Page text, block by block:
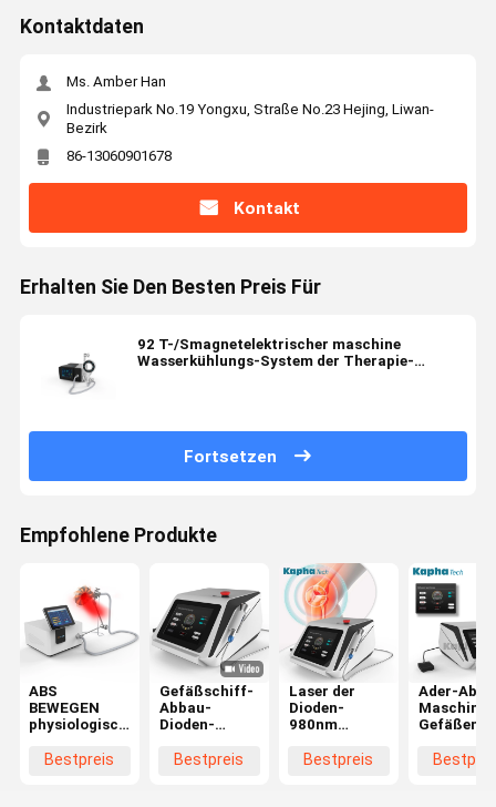
Kontaktdaten
Ms. Amber Han
Industriepark No.19 Yongxu, Straße No.23 Hejing, Liwan-
Bezirk
86-13060901678
Kontakt
Erhalten Sie Den Besten Preis Für
92 T-/Smagnetelektrischer maschine
Wasserkühlungs-System der Therapie-
Fortsetzen
Empfohlene Produkte
ABS
BEWEGEN
physiologische
PMST
Bestpreis
Gefäßschiff-
Abbau-
Dioden-
Maschine für
Bestpreis
Laser der
Dioden-
980nm
Gefäßblutgefäße
Bestpreis
Ader-
der